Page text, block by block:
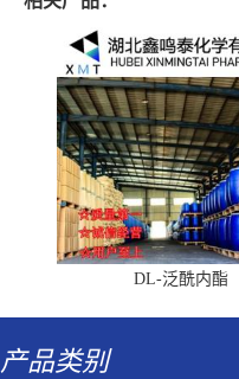
DL-泛酰内酯
产品类别